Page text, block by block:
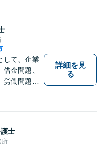
す。お気軽
。
して、企業
金問題、
働問題そ
るよう、誠
件処理を
詳細を見
る
士
所